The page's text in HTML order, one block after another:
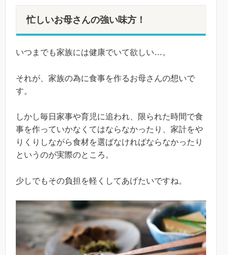
忙しいお母さんの強い味方！
いつまでも家族には健康でいて欲しい…。
それが、家族の為に食事を作るお母さんの想いで
す。
しかし毎日家事や育児に追われ、限られた時間で食
事を作っていかなくてはならなかったり、家計をや
りくりしながら食材を選ばなければならなかったり
というのが実際のところ。
少しでもその負担を軽くしてあげたいですね。